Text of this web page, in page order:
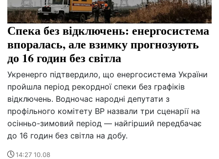
Спека без відключень: енергосистема
впоралась, але взимку прогнозують
до 16 годин без світла
Укренерго підтвердило, що енергосистема України
пройшла період рекордної спеки без графіків
відключень. Водночас народні депутати з
профільного комітету ВР назвали три сценарії на
осінньо-зимовий період — найгірший передбачає
до 16 годин без світла на добу.
14:27 10.08